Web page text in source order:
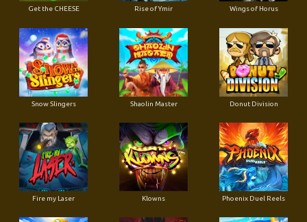
Get the CHEESE Rise of Ymir Wings of Horus
Snow Slingers Shaolin Master Donut Division
Fire my Laser Klowns Phoenix Duel Reels